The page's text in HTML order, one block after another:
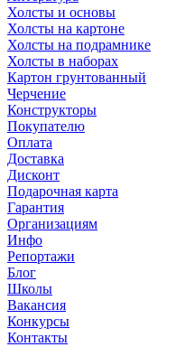
Холсты и основы
Холсты на картоне
Холсты на подрамнике
Холсты в наборах
Картон грунтованный
Черчение
Конструкторы
Покупателю
Оплата
Доставка
Дисконт
Подарочная карта
Гарантия
Организациям
Инфо
Репортажи
Блог
Школы
Вакансия
Конкурсы
Контакты